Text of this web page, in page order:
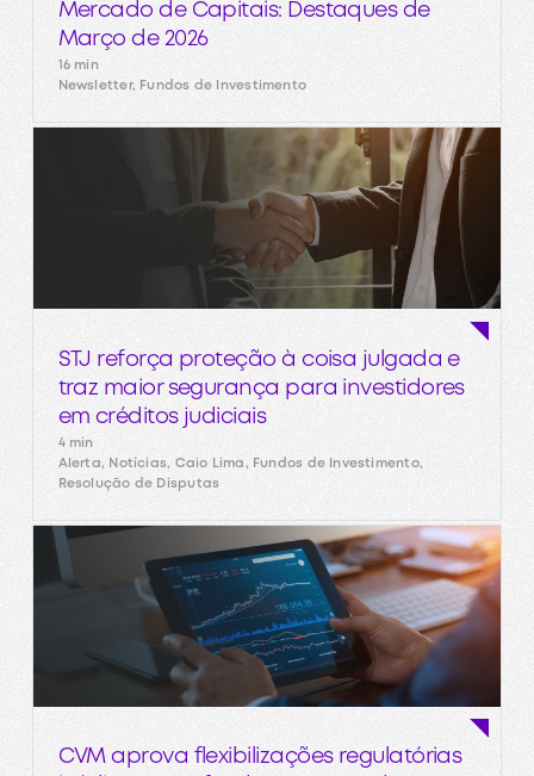
Mercado de Capitais: Destaques de
Março de 2026
16 min
Newsletter, Fundos de Investimento
STJ reforça proteção à coisa julgada e
traz maior segurança para investidores
em créditos judiciais
4 min
Alerta, Notícias, Caio Lima, Fundos de Investimento,
Resolução de Disputas
CVM aprova flexibilizações regulatórias